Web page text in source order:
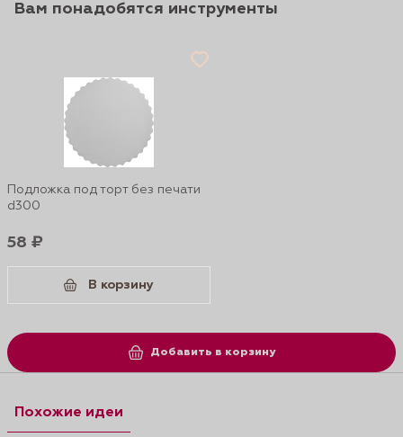
Вам понадобятся инструменты
Подложка под торт без печати
d300
58 ₽
В корзину
Добавить в корзину
Похожие идеи